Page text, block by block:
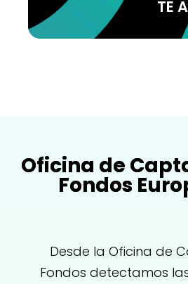
TE
Oficina de
Fondos
Desde la Oficina de
Fondos detectamos